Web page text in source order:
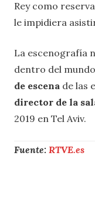
Rey como
le impidiera
La escenografía
dentro del
de escena de las
director de la
2019 en Tel Aviv.
Fuente: RTVE.es